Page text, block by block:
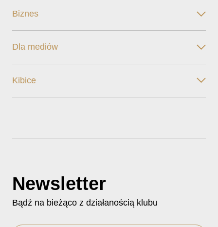
Biznes
Dla mediów
Kibice
Newsletter
Bądź na bieżąco z działanością klubu